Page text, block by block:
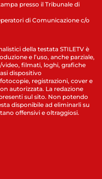
presso il Tribunale di
di Comunicazione c/o
della testata STILETV è
e l’uso, anche parziale,
filmati, loghi, grafiche
dispositivo
registrazioni, cover e
autorizzata. La redazione
sul sito. Non potendo
disponibile ad eliminarli su
offensivi e oltraggiosi.